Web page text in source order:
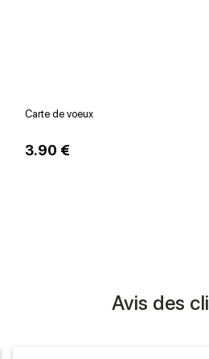
Carte de voeux
3.90 €
Avis des